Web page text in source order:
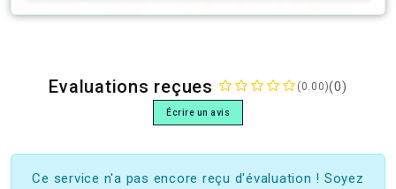
Evaluations reçues (0.00)(0)
Écrire un avis
Ce service n'a pas encore reçu d'évaluation ! Soyez